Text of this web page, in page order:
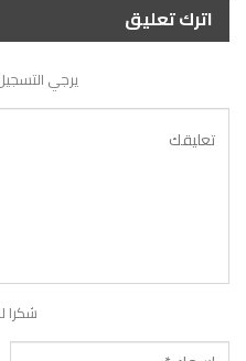
اترك تعليق
يرجي
شكرا